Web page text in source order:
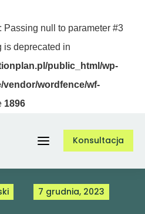
Passing null to parameter #3
is deprecated in
public_html/wp-
wordfence/wf-
1896
Toggle
Navigation
Usługi
Konsultacja
7 grudnia, 2023